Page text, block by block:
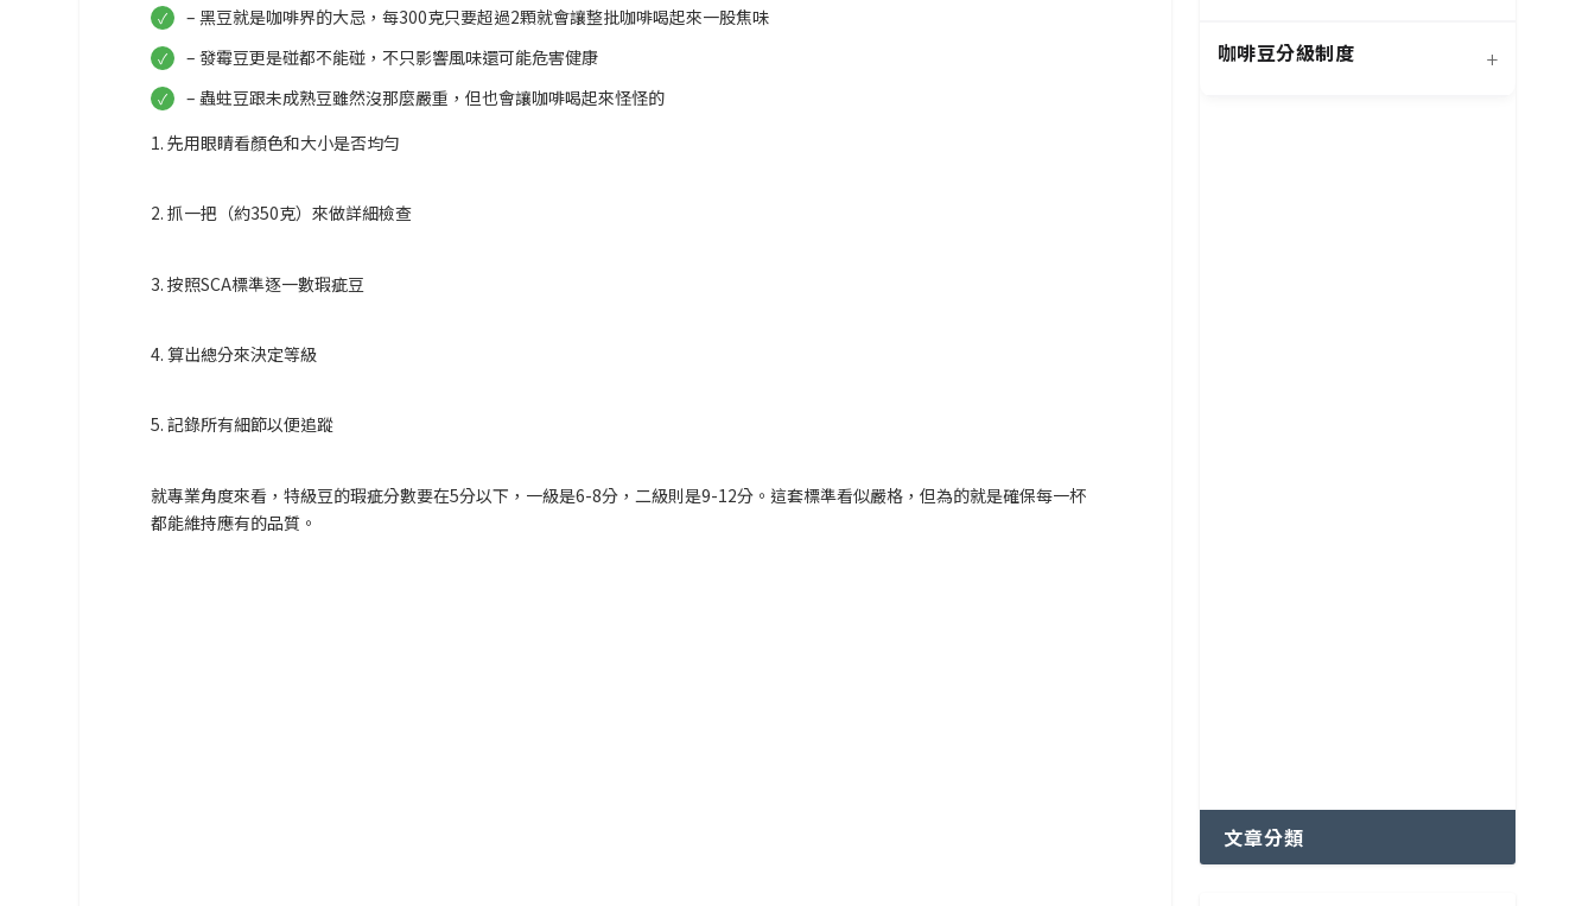
– 黑豆就是咖啡界的大忌，每300克只要超過2顆就會讓整批咖啡喝起來一股焦味
– 發霉豆更是碰都不能碰，不只影響風味還可能危害健康
– 蟲蛀豆跟未成熟豆雖然沒那麼嚴重，但也會讓咖啡喝起來怪怪的
1. 先用眼睛看顏色和大小是否均勻
2. 抓一把（約350克）來做詳細檢查
3. 按照SCA標準逐一數瑕疵豆
4. 算出總分來決定等級
5. 記錄所有細節以便追蹤
就專業角度來看，特級豆的瑕疵分數要在5分以下，一級是6-8分，二級則是9-12分。這套標準看似嚴格，但為的就是確保每一杯
都能維持應有的品質。
咖啡豆分級制度 +
文章分類